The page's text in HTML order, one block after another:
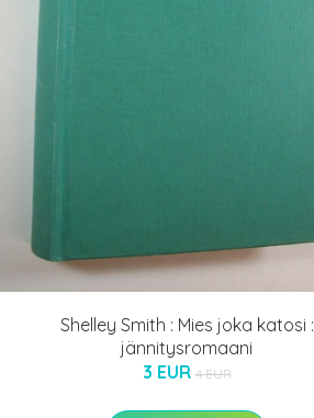
Shelley Smith : Mies joka katosi :
jännitysromaani
3 EUR 4 EUR